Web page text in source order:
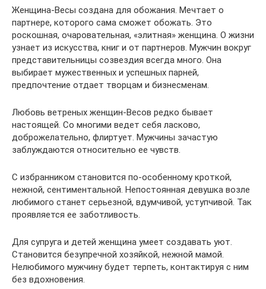
Женщина-Весы создана для обожания. Мечтает о
партнере, которого сама сможет обожать. Это
роскошная, очаровательная, «элитная» женщина. О жизни
узнает из искусства, книг и от партнеров. Мужчин вокруг
представительницы созвездия всегда много. Она
выбирает мужественных и успешных парней,
предпочтение отдает творцам и бизнесменам.
Любовь ветреных женщин-Весов редко бывает
настоящей. Со многими ведет себя ласково,
доброжелательно, флиртует. Мужчины зачастую
заблуждаются относительно ее чувств.
С избранником становится по-особенному кроткой,
нежной, сентиментальной. Непостоянная девушка возле
любимого станет серьезной, вдумчивой, уступчивой. Так
проявляется ее заботливость.
Для супруга и детей женщина умеет создавать уют.
Становится безупречной хозяйкой, нежной мамой.
Нелюбимого мужчину будет терпеть, контактируя с ним
без вдохновения.